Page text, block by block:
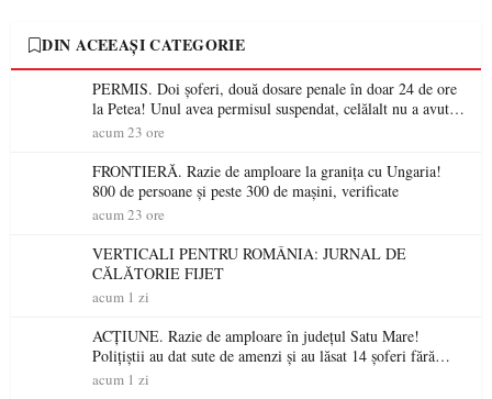
DIN ACEEAȘI CATEGORIE
PERMIS. Doi șoferi, două dosare penale în doar 24 de ore
la Petea! Unul avea permisul suspendat, celălalt nu a avut
niciodată permis
acum 23 ore
FRONTIERĂ. Razie de amploare la granița cu Ungaria!
800 de persoane și peste 300 de mașini, verificate
acum 23 ore
VERTICALI PENTRU ROMÂNIA: JURNAL DE
CĂLĂTORIE FIJET
acum 1 zi
ACȚIUNE. Razie de amploare în județul Satu Mare!
Polițiștii au dat sute de amenzi și au lăsat 14 șoferi fără
permis într-o singură zi
acum 1 zi